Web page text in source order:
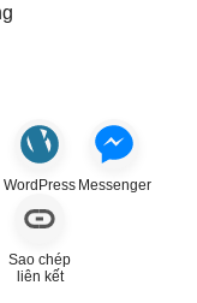
WordPress Messenger
Sao chép
liên kết